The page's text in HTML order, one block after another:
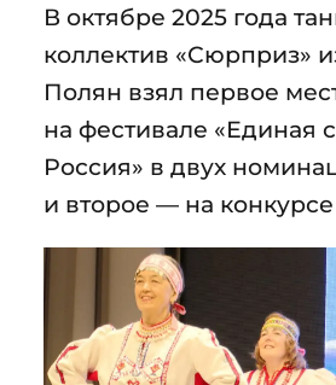
В октябре 2025 года
коллектив «Сюрприз»
Полян взял первое
на фестивале «Единая
Россия» в двух
и второе — на